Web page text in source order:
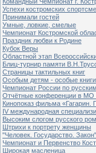
Успехи костромских
Принимали гостей
Умные, ловкие, смелые
Чемпионат Костромской
Праздник любви к Родине
Кубок Веры
Областной этап
Блиц-турнир памяти
Страницы тактильных книг
Особым детям - особые книги
Чемпионат России по
Отчётные конференции в МО
Кинопоказ фильма «Гагарин.
IV международная
Высоким слогом русского
Штрихи к портрету женщины
"Человек. Государство. Закон"
Чемпионат и Первенство
Широкая масленица